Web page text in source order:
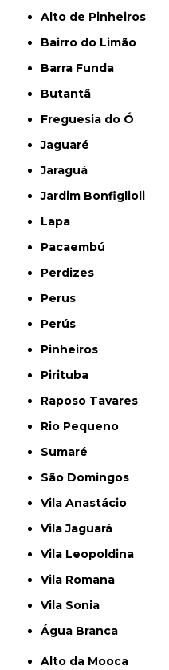
Alto de Pinheiros
Bairro do Limão
Barra Funda
Butantã
Freguesia do Ó
Jaguaré
Jaraguá
Jardim Bonfiglioli
Lapa
Pacaembú
Perdizes
Perus
Perús
Pinheiros
Pirituba
Raposo Tavares
Rio Pequeno
Sumaré
São Domingos
Vila Anastácio
Vila Jaguará
Vila Leopoldina
Vila Romana
Vila Sonia
Água Branca
Alto da Mooca